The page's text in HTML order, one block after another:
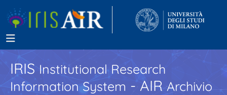
IRISInstitutional Research
Information System - AIR Archivio